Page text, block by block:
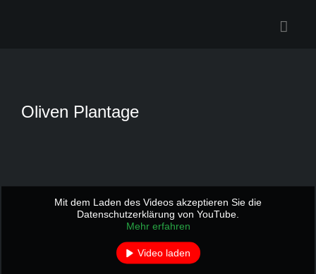
Oliven Plantage
Mit dem Laden des Videos akzeptieren Sie die
Datenschutzerklärung von YouTube.
Mehr erfahren
Video laden